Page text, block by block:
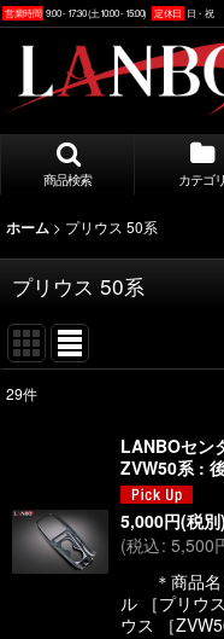
営業時間 9:00 - 17:30 (土10:00 - 15:00) 定休日 日・祝
商品検索 カテゴリ
ホーム > プリウス 50系
プリウス 50系
29件
LANBOセン
ZVW50系 :
5,000円(税別)
(税込: 5,500
＊商品名
ル ［プリウ
ウス ［